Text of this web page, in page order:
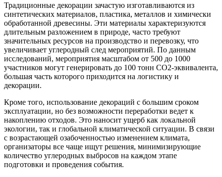
Традиционные декорации зачастую изготавливаются из
синтетических материалов, пластика, металлов и химически
обработанной древесины. Эти материалы характеризуются
длительным разложением в природе, часто требуют
значительных ресурсов на производство и перевозку, что
увеличивает углеродный след мероприятий. По данным
исследований, мероприятия масштабом от 500 до 1000
участников могут генерировать до 100 тонн CO2-эквивалента,
большая часть которого приходится на логистику и
декорации.
Кроме того, использование декораций с большим сроком
эксплуатации, но без возможности переработки ведет к
накоплению отходов. Это наносит ущерб как локальной
экологии, так и глобальной климатической ситуации. В связи
с возрастающей озабоченностью изменением климата,
организаторы все чаще ищут решения, минимизирующие
количество углеродных выбросов на каждом этапе
подготовки и проведения события.